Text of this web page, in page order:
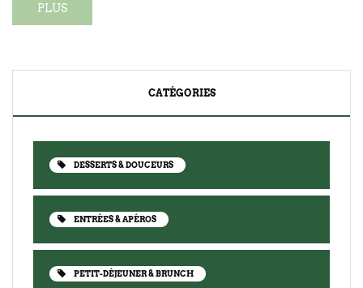
PLUS
CATÉGORIES
DESSERTS & DOUCEURS
ENTRÉES & APÉROS
PETIT-DÉJEUNER & BRUNCH